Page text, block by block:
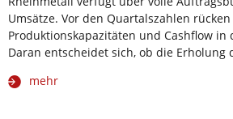
Umsätze. Vor den Quartalszahlen
Produktionskapazitäten und Cashflow
Daran entscheidet sich, ob die Erholung
mehr